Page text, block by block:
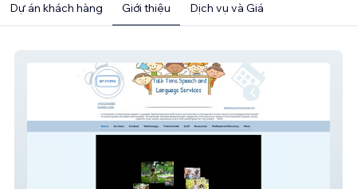
Dự án khách hàng Giới thiệu Dịch vụ và Giá